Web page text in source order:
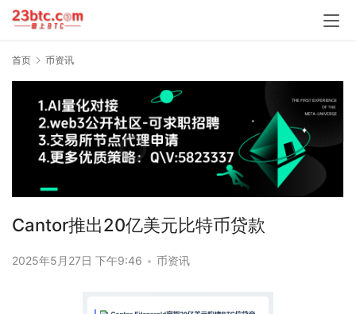
首页 币资讯
Cantor推出20亿美元比特币贷款
2025年5月27日 下午9:46 • 币资讯